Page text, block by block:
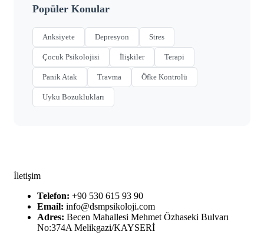
Popüler Konular
Anksiyete Depresyon Stres
Çocuk Psikolojisi İlişkiler Terapi
Panik Atak Travma Öfke Kontrolü
Uyku Bozuklukları
İletişim
Telefon: +90 530 615 93 90
Email: info@dsmpsikoloji.com
Adres: Becen Mahallesi Mehmet Özhaseki Bulvarı
No:374A Melikgazi/KAYSERİ